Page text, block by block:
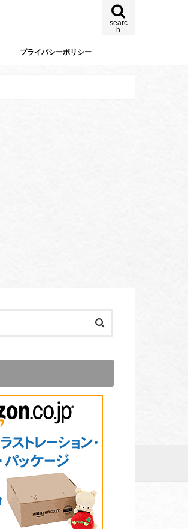
searc
h
プライバシーポリシー